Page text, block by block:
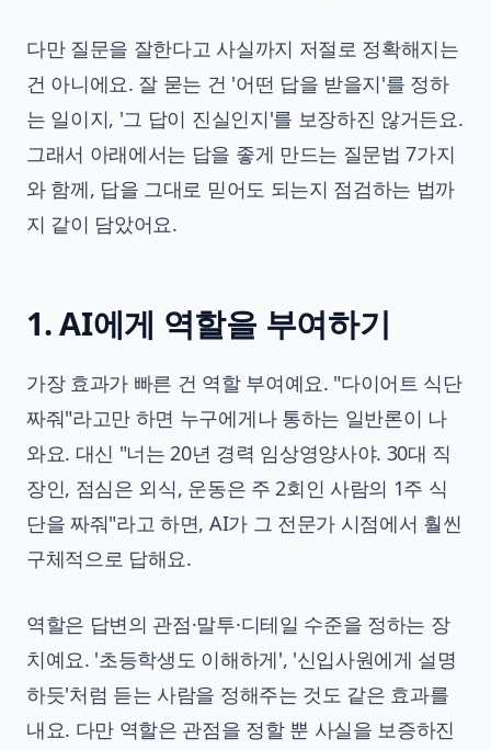
다만 질문을 잘한다고 사실까지 저절로 정확해지는
건 아니에요. 잘 묻는 건 '어떤 답을 받을지'를 정하
는 일이지, '그 답이 진실인지'를 보장하진 않거든요.
그래서 아래에서는 답을 좋게 만드는 질문법 7가지
와 함께, 답을 그대로 믿어도 되는지 점검하는 법까
지 같이 담았어요.
1. AI에게 역할을 부여하기
가장 효과가 빠른 건 역할 부여예요. "다이어트 식단
짜줘"라고만 하면 누구에게나 통하는 일반론이 나
와요. 대신 "너는 20년 경력 임상영양사야. 30대 직
장인, 점심은 외식, 운동은 주 2회인 사람의 1주 식
단을 짜줘"라고 하면, AI가 그 전문가 시점에서 훨씬
구체적으로 답해요.
역할은 답변의 관점·말투·디테일 수준을 정하는 장
치예요. '초등학생도 이해하게', '신입사원에게 설명
하듯'처럼 듣는 사람을 정해주는 것도 같은 효과를
내요. 다만 역할은 관점을 정할 뿐 사실을 보증하진